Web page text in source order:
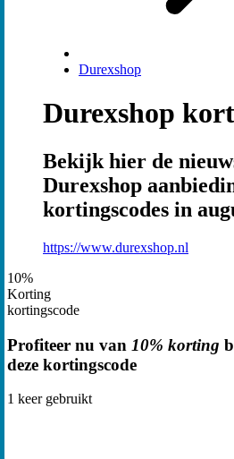
Durexshop
Durexshop
Bekijk hier de
Durexshop
kortingscodes in
https://www.durexshop.nl
10%
Korting
kortingscode
Profiteer nu van 10% korting
deze kortingscode
1 keer gebruikt